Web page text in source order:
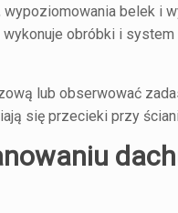
belek i
wykonuje obróbki i
lub obserwować
się przecieki przy